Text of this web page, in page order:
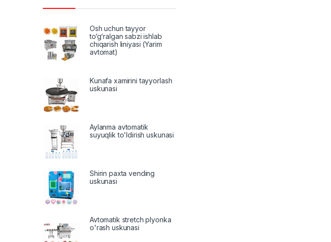
Osh uchun tayyor
to‘g‘ralgan sabzi ishlab
chiqarish liniyasi (Yarim
avtomat)
Kunafa xamirini tayyorlash
uskunasi
Aylanma avtomatik
suyuqlik to'ldirish uskunasi
Shirin paxta vending
uskunasi
Avtomatik stretch plyonka
o'rash uskunasi